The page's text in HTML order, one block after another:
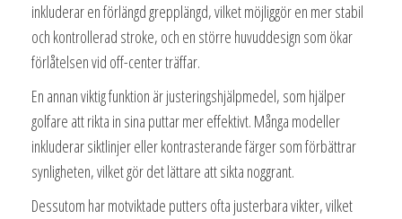
inkluderar en förlängd grepplängd, vilket möjliggör en mer stabil
och kontrollerad stroke, och en större huvuddesign som ökar
förlåtelsen vid off-center träffar.
En annan viktig funktion är justeringshjälpmedel, som hjälper
golfare att rikta in sina puttar mer effektivt. Många modeller
inkluderar siktlinjer eller kontrasterande färger som förbättrar
synligheten, vilket gör det lättare att sikta noggrant.
Dessutom har motviktade putters ofta justerbara vikter, vilket